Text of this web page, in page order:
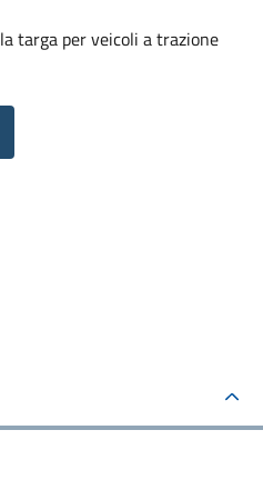
targa per veicoli a trazione